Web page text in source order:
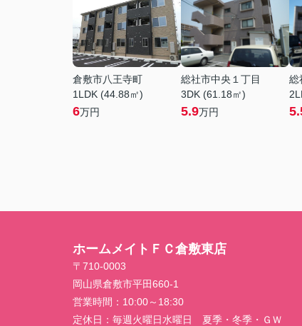
倉敷市八王寺町
1LDK (44.88㎡)
6万円
総社市中央１丁目
3DK (61.18㎡)
5.9万円
総
ホームメイトＦＣ倉敷東店
〒710-0003
岡山県倉敷市平田660-1
営業時間： 10:00～18:30
定休日： 毎週火曜日水曜日 夏季・冬季・ＧＷ